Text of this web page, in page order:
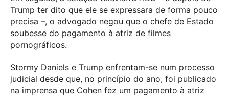
Trump ter dito que ele se expressara de forma pouco
precisa –, o advogado negou que o chefe de Estado
soubesse do pagamento à atriz de filmes
pornográficos.
Stormy Daniels e Trump enfrentam-se num processo
judicial desde que, no princípio do ano, foi publicado
na imprensa que Cohen fez um pagamento à atriz